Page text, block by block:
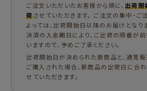
ご注文いただいたお客様から順に、 出荷開
荷させていただきます。 ご注文の集中・ご
よっては、出荷開始日以降のお届けとなり
決済の入金期日により、ご出荷の順番が
いますので、予めご了承ください。
出荷開始日が決められた新商品と、通常
ご購入された場合、新商品の出荷日に合
せていただきます。